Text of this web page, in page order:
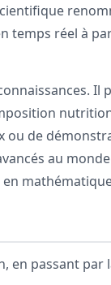
temps réel à
Il
de
au
en passant par